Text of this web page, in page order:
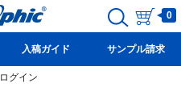
0
入稿ガイド サンプル請求
ログイン